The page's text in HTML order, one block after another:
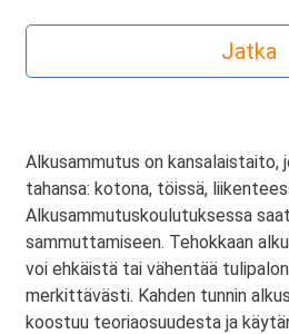
Alkusammutus on kansalaistaito,
tahansa: kotona, töissä,
Alkusammutuskoulutuksessa
sammuttamiseen. Tehokkaan
voi ehkäistä tai vähentää
merkittävästi. Kahden tunnin
koostuu teoriaosuudesta ja